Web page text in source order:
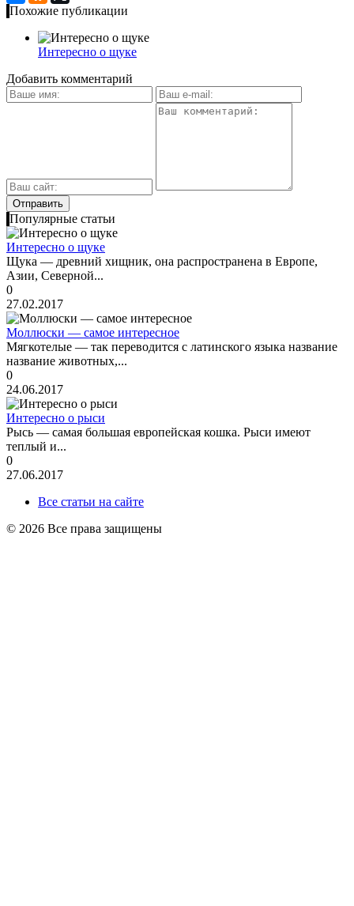
Похожие публикации
Интересно о щуке
Добавить комментарий
Популярные статьи
Интересно о щуке
Щука — древний хищник, она распространена в Европе,
Азии, Северной...
0
27.02.2017
Моллюски — самое интересное
Мягкотелые — так переводится с латинского языка название
название животных,...
0
24.06.2017
Интересно о рыси
Рысь — самая большая европейская кошка. Рыси имеют
теплый и...
0
27.06.2017
Все статьи на сайте
© 2026 Все права защищены